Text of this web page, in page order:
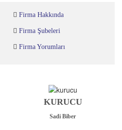
Firma Hakkında
Firma Şubeleri
Firma Yorumları
KURUCU
Sadi Biber